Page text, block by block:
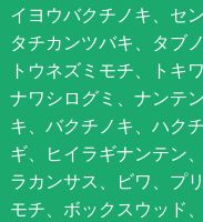
イヨウバクチノキ、セ
タチカンツバキ、タブ
トウネズミモチ、トキ
ナワシログミ、ナンテ
キ、バクチノキ、ハク
ギ、ヒイラギナンテン
ラカンサス、ビワ、プ
モチ、ボックスウッド